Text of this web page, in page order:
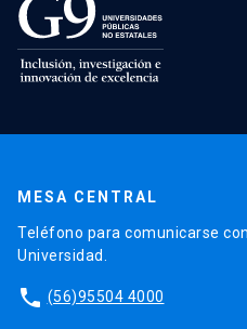
MESA CENTRAL
Teléfono para comunicarse
Universidad.
phone (56)95504 4000